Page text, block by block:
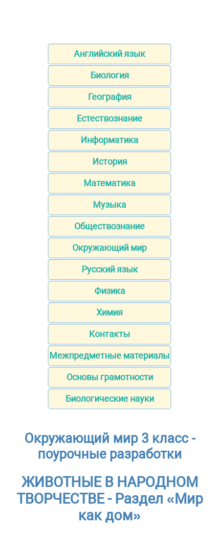
Английский язык
Биология
География
Естествознание
Информатика
История
Математика
Музыка
Обществознание
Окружающий мир
Русский язык
Физика
Химия
Контакты
Межпредметные материалы
Основы грамотности
Биологические науки
Окружающий мир 3 класс -
поурочные разработки
ЖИВОТНЫЕ В НАРОДНОМ
ТВОРЧЕСТВЕ - Раздел «Мир
как дом»